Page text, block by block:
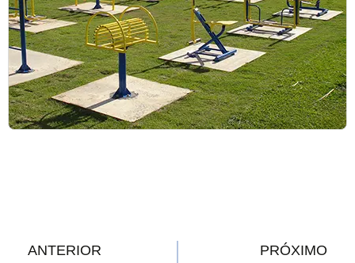
ANTERIOR PRÓXIMO